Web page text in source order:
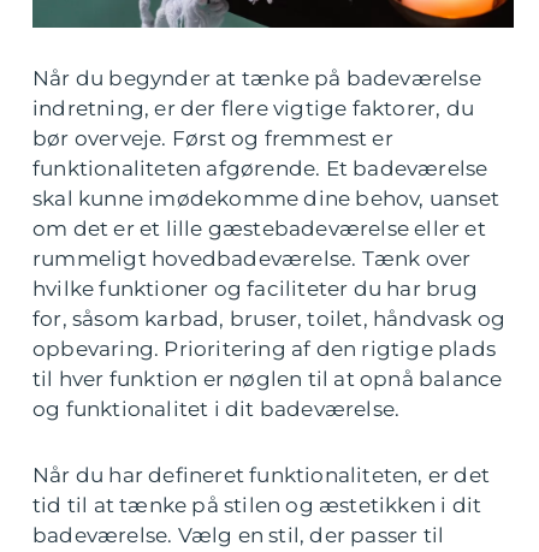
Når du begynder at tænke på badeværelse
indretning, er der flere vigtige faktorer, du
bør overveje. Først og fremmest er
funktionaliteten afgørende. Et badeværelse
skal kunne imødekomme dine behov, uanset
om det er et lille gæstebadeværelse eller et
rummeligt hovedbadeværelse. Tænk over
hvilke funktioner og faciliteter du har brug
for, såsom karbad, bruser, toilet, håndvask og
opbevaring. Prioritering af den rigtige plads
til hver funktion er nøglen til at opnå balance
og funktionalitet i dit badeværelse.
Når du har defineret funktionaliteten, er det
tid til at tænke på stilen og æstetikken i dit
badeværelse. Vælg en stil, der passer til